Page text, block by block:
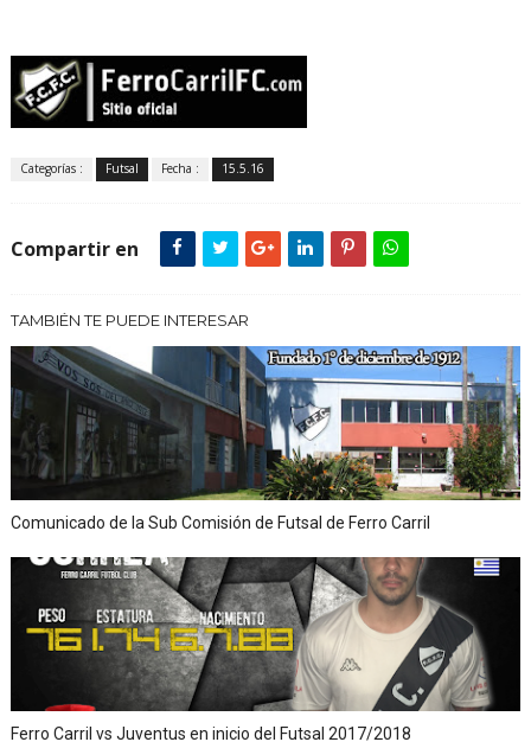
Categorías : Futsal Fecha : 15.5.16
Compartir en
TAMBIÉN TE PUEDE INTERESAR
Comunicado de la Sub Comisión de Futsal de Ferro Carril
Ferro Carril vs Juventus en inicio del Futsal 2017/2018